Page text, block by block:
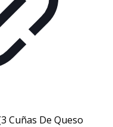
Cuñas De Queso